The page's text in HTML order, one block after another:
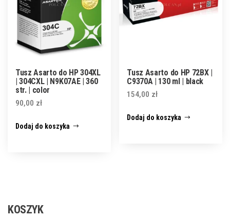
Tusz Asarto do HP 304XL
| 304CXL | N9K07AE | 360
str. | color
90,00 zł
Dodaj do koszyka
Tusz Asarto do HP 72BX |
C9370A | 130 ml | black
154,00 zł
Dodaj do koszyka
KOSZYK